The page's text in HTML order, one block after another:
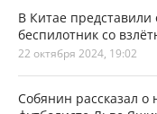
В Китае
беспилотник со
22 октября 2024, 19:02
Собянин рассказал о